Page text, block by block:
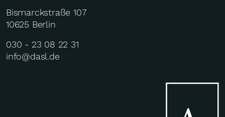
Bismarckstraße 107
10625 Berlin
030 - 23 08 22 31
info@dasl.de